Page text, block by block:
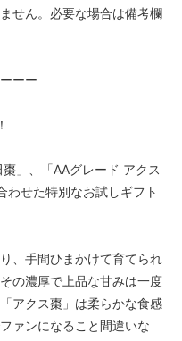
せん。必要な場合は備考欄
ーー
」、「AAグレード アクス
わせた特別なお試しギフト
、手間ひまかけて育てられ
の濃厚で上品な甘みは一度
アクス棗」は柔らかな食感
ァンになること間違いな